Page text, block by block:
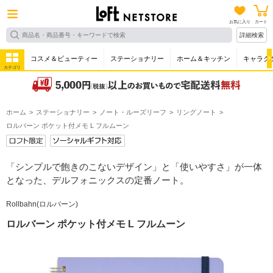
お気に入り カート
詳細検索
カテゴリ
コスメ＆ビューティー ステーショナリー ホーム＆キッチン キャラク
ホーム ステーショナリー ノート・ルーズリーフ
リングノート
ロルバーン ポケット付メモ L フルムーン
「シンプルで飽きのこないデザイン」と「使いやすさ」が一体
となった、デルフォニックスの定番ノート。
Rollbahn(ロルバーン)
ロルバーン ポケット付メモ L フルムーン